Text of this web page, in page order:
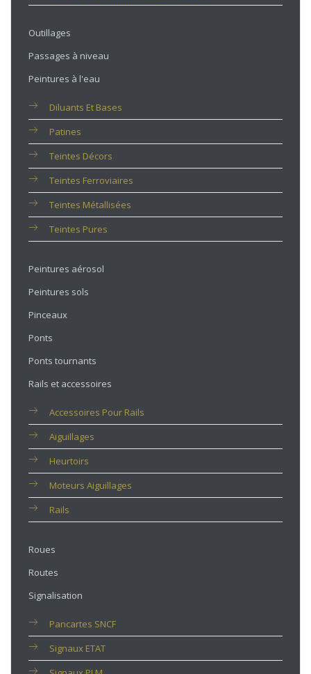
Outillages
Passages à niveau
Peintures à l'eau
Diluants Et Bases
Patines
Teintes Décors
Teintes Ferroviaires
Teintes Métallisées
Teintes Pures
Peintures aérosol
Peintures sols
Pinceaux
Ponts
Ponts tournants
Rails et accessoires
Accessoires Pour Rails
Aiguillages
Heurtoirs
Moteurs Aiguillages
Rails
Roues
Routes
Signalisation
Pancartes SNCF
Signaux ETAT